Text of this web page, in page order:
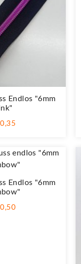
Endlos "6mm
0,35
Endlos "6mm
0,50